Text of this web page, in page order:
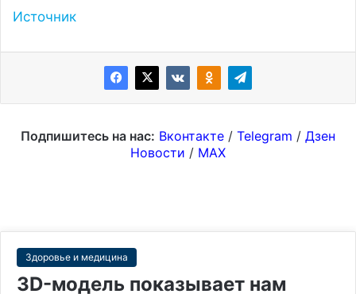
Источник
Подпишитесь на нас: Вконтакте / Telegram / Дзен
Новости / MAX